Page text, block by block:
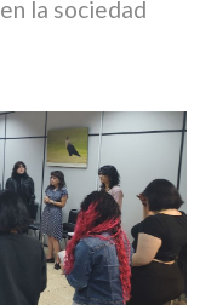
la sociedad